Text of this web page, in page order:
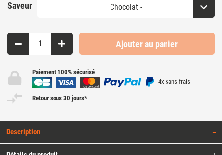
Saveur
Ajouter au panier
Paiement 100% sécurisé
4x sans frais
Retour sous 30 jours*
Description